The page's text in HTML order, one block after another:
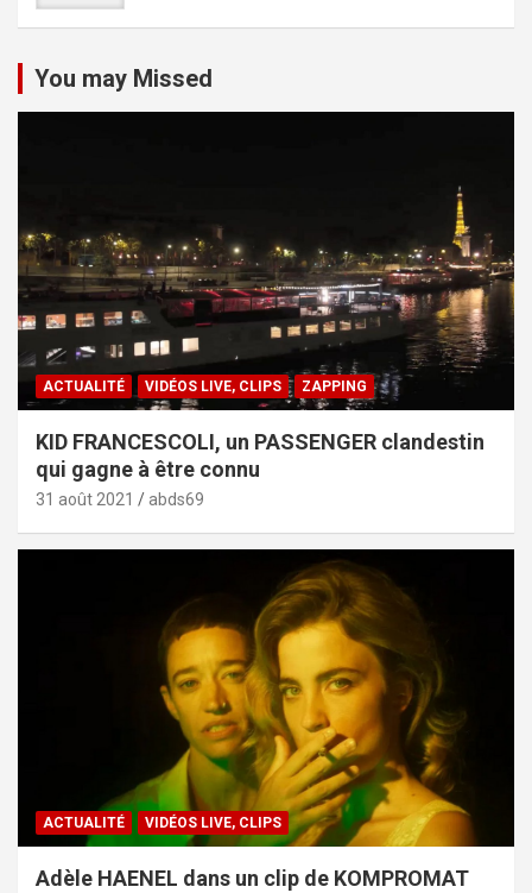
You may Missed
ACTUALITÉ VIDÉOS LIVE, CLIPS ZAPPING
KID FRANCESCOLI, un PASSENGER clandestin
qui gagne à être connu
31 août 2021 abds69
ACTUALITÉ VIDÉOS LIVE, CLIPS
Adèle HAENEL dans un clip de KOMPROMAT